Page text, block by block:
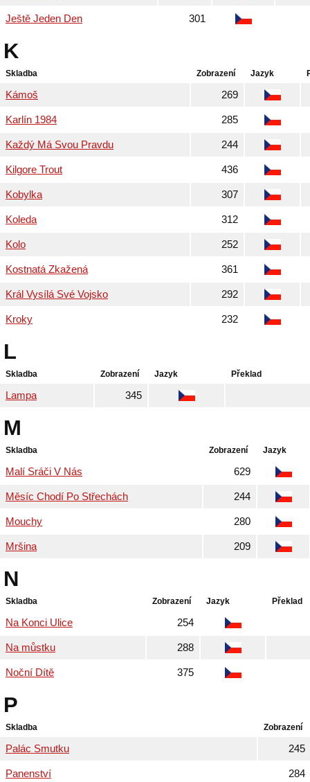
Ještě Jeden Den 301
K
Skladba Zobrazení Jazyk
Kámoš 269
Karlín 1984 285
Každý Má Svou Pravdu 244
Kilgore Trout 436
Kobylka 307
Koleda 312
Kolo 252
Kostnatá Zkažená 361
Král Vysílá Své Vojsko 292
Kroky 232
L
Skladba Zobrazení Jazyk Překlad
Lampa 345
M
Skladba Zobrazení Jazyk
Malí Sráči V Nás 629
Měsíc Chodí Po Střechách 244
Mouchy 280
Mršina 209
N
Skladba Zobrazení Jazyk Překlad
Na Konci Ulice 254
Na můstku 288
Noční Dítě 375
P
Skladba Zobrazení
Palác Smutku 245
Panenství 284